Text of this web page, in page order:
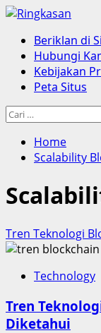
Skip
content
Primary
Menu
Beriklan di
Hubungi
Kebijakan
Peta Situs
Cari
Home
Scalability
Tren Teknologi
Technology
Tren
Diketahui